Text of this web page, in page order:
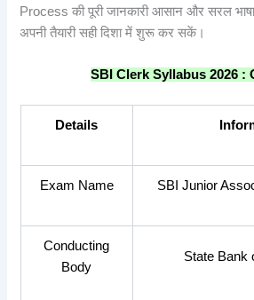
Process की पूरी जानकारी आसान और सरल
अपनी तैयारी सही दिशा में शुरू कर सकें।
SBI Clerk Syllabus 2026 :
Details
Exam Name SBI Junior
Conducting
Body
State Bank